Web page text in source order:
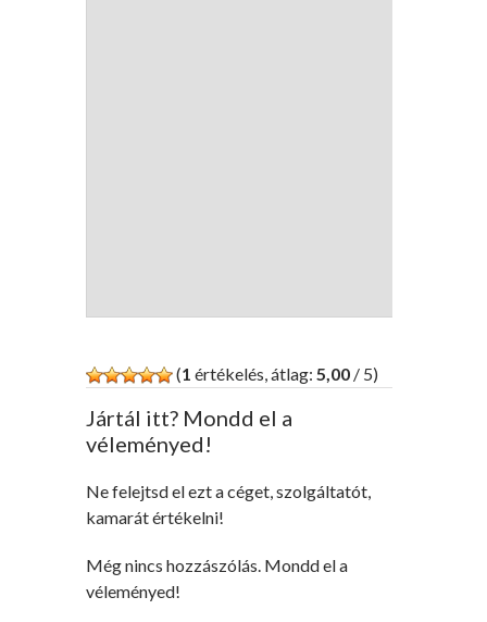
(1 értékelés, átlag: 5,00 / 5)
Jártál itt? Mondd el a
véleményed!
Ne felejtsd el ezt a céget, szolgáltatót,
kamarát értékelni!
Még nincs hozzászólás. Mondd el a
véleményed!